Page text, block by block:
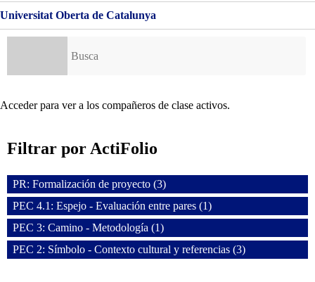
Universitat Oberta de Catalunya
Acceder para ver a los compañeros de clase activos.
Filtrar por ActiFolio
PR: Formalización de proyecto (3)
PEC 4.1: Espejo - Evaluación entre pares (1)
PEC 3: Camino - Metodología (1)
PEC 2: Símbolo - Contexto cultural y referencias (3)